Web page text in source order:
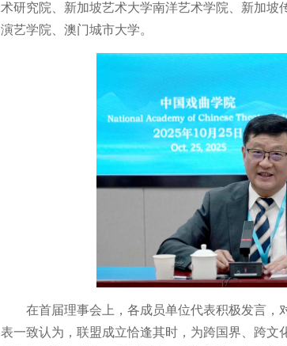
术研究院、新加坡艺术大学南洋艺术学院、新加
演艺学院、澳门城市大学。
在首届理事会上，各成员单位代表积极发言
表一致认为，联盟成立恰逢其时，为跨国界、跨文